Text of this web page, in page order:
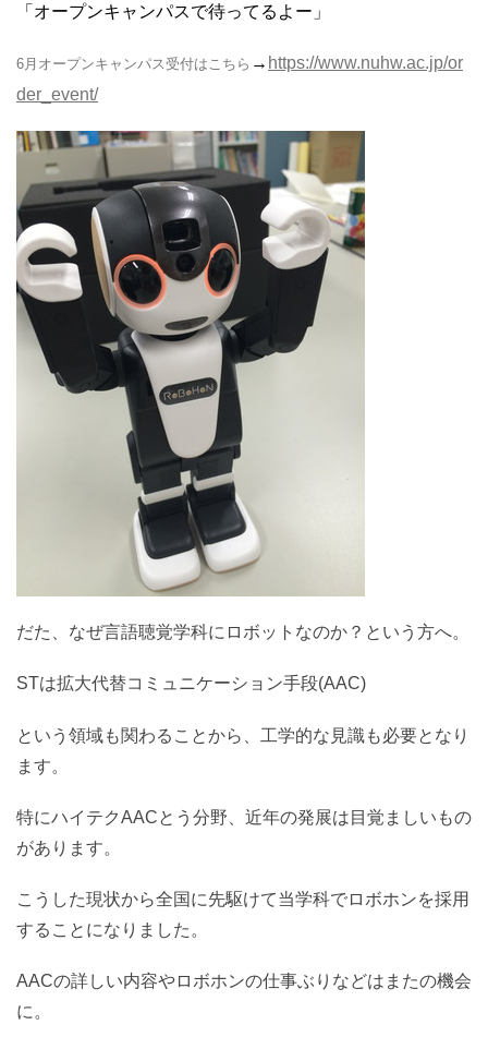
「オープンキャンパスで待ってるよー」
6月オープンキャンパス受付はこちら → https://www.nuhw.ac.jp/or
der_event/
だた、なぜ言語聴覚学科にロボットなのか？という方へ。
STは拡大代替コミュニケーション手段(AAC)
という領域も関わることから、工学的な見識も必要となり
ます。
特にハイテクAACとう分野、近年の発展は目覚ましいもの
があります。
こうした現状から全国に先駆けて当学科でロボホンを採用
することになりました。
AACの詳しい内容やロボホンの仕事ぶりなどはまたの機会
に。